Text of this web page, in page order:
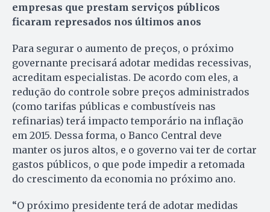
empresas que prestam serviços públicos
ficaram represados nos últimos anos
Para segurar o aumento de preços, o próximo
governante precisará adotar medidas recessivas,
acreditam especialistas. De acordo com eles, a
redução do controle sobre preços administrados
(como tarifas públicas e combustíveis nas
refinarias) terá impacto temporário na inflação
em 2015. Dessa forma, o Banco Central deve
manter os juros altos, e o governo vai ter de cortar
gastos públicos, o que pode impedir a retomada
do crescimento da economia no próximo ano.
“O próximo presidente terá de adotar medidas